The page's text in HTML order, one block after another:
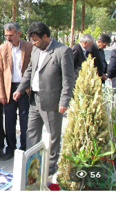
56